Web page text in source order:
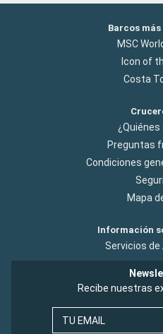
Barcos
MSC
Icon of
Costa
Preguntas
Condiciones
Mapa
Información
Servicios
Recibe nuestras
TU EMAIL